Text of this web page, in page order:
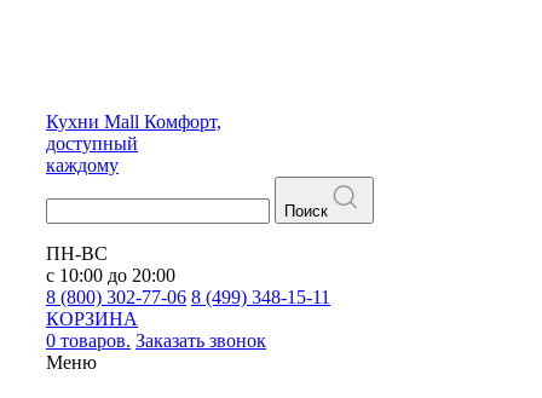
Кухни Mall Комфорт,
доступный
каждому
Поиск
ПН-ВС
с 10:00 до 20:00
8 (800) 302-77-06 8 (499) 348-15-11
КОРЗИНА
0 товаров. Заказать звонок
Меню